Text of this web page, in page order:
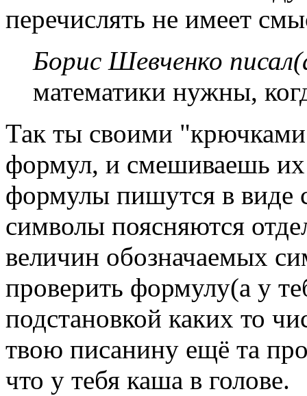
перечислять не имеет
Борис Шевченко
математики нужны,
Так ты своими
формул, и смешиваешь их
формулы пишутся в виде
символы поясняются
величин обозначаемых
проверить формулу(а у
подстановкой каких то
твою писанину ещё та
что у тебя каша в голове.